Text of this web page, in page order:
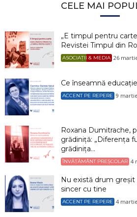
CELE MAI
„E timpul pentru
Revistei Timpul din
ASOCIAȚII & MEDIA 26
Ce înseamnă
ACCENT PE REPERE 9
Roxana Dumitrache,
grădiniță: „Diferența
grădinița...
ÎNVĂȚĂMÂNT PREȘCOLAR 4
Nu există drum
sincer cu tine
ACCENT PE REPERE 4